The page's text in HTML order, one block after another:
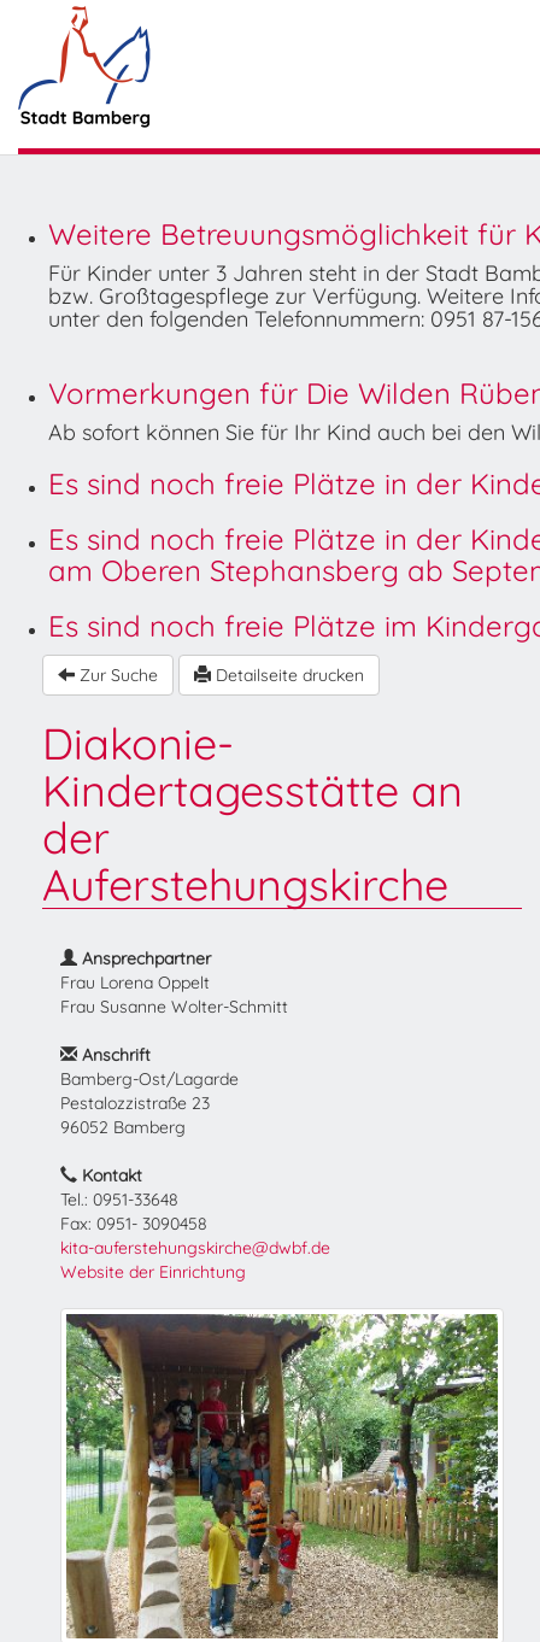
Weitere Betreuungsmöglichkeit für
Für Kinder unter 3 Jahren steht in der Stadt
bzw. Großtagespflege zur Verfügung. Weitere
unter den folgenden Telefonnummern: 0951 87-
Vormerkungen für Die Wilden
Ab sofort können Sie für Ihr Kind auch bei den
Es sind noch freie Plätze in der
Es sind noch freie Plätze in der
am Oberen Stephansberg ab
Es sind noch freie Plätze im
Zur Suche Detailseite drucken
Diakonie-
Kindertagesstätte an
der
Auferstehungskirche
Ansprechpartner
Frau Lorena Oppelt
Frau Susanne Wolter-Schmitt
Anschrift
Bamberg-Ost/Lagarde
Pestalozzistraße 23
96052 Bamberg
Kontakt
Tel.: 0951-33648
Fax: 0951- 3090458
kita-auferstehungskirche@dwbf.de
Website der Einrichtung